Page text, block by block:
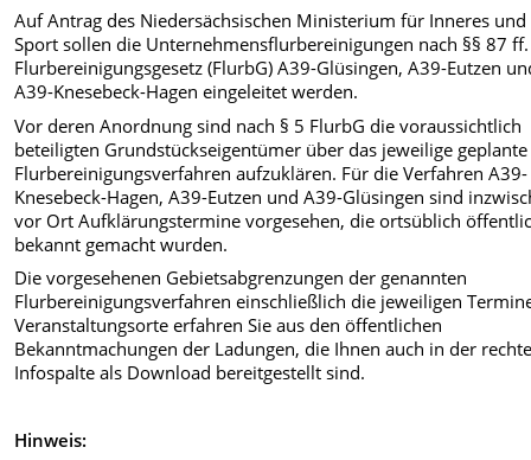
Auf Antrag des Niedersächsischen Ministerium für Inneres und
Sport sollen die Unternehmensflurbereinigungen nach §§ 87 ff.
Flurbereinigungsgesetz (FlurbG) A39-Glüsingen, A39-Eutzen
A39-Knesebeck-Hagen eingeleitet werden.
Vor deren Anordnung sind nach § 5 FlurbG die voraussichtlich
beteiligten Grundstückseigentümer über das jeweilige geplante
Flurbereinigungsverfahren aufzuklären. Für die Verfahren A39-
Knesebeck-Hagen, A39-Eutzen und A39-Glüsingen sind
vor Ort Aufklärungstermine vorgesehen, die ortsüblich
bekannt gemacht wurden.
Die vorgesehenen Gebietsabgrenzungen der genannten
Flurbereinigungsverfahren einschließlich die jeweiligen
Veranstaltungsorte erfahren Sie aus den öffentlichen
Bekanntmachungen der Ladungen, die Ihnen auch in der
Infospalte als Download bereitgestellt sind.
Hinweis: